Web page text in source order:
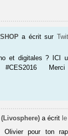
a écrit sur
et digitales ? ICI
a écrit
Olivier pour ton